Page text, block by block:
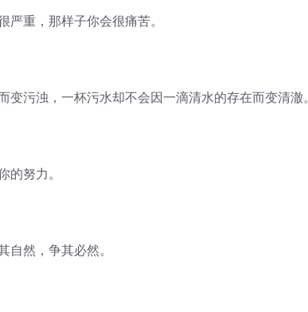
重，那样子你会很痛苦。
污浊，一杯污水却不会因一滴清水的存在而变清澈。
努力。
然，争其必然。